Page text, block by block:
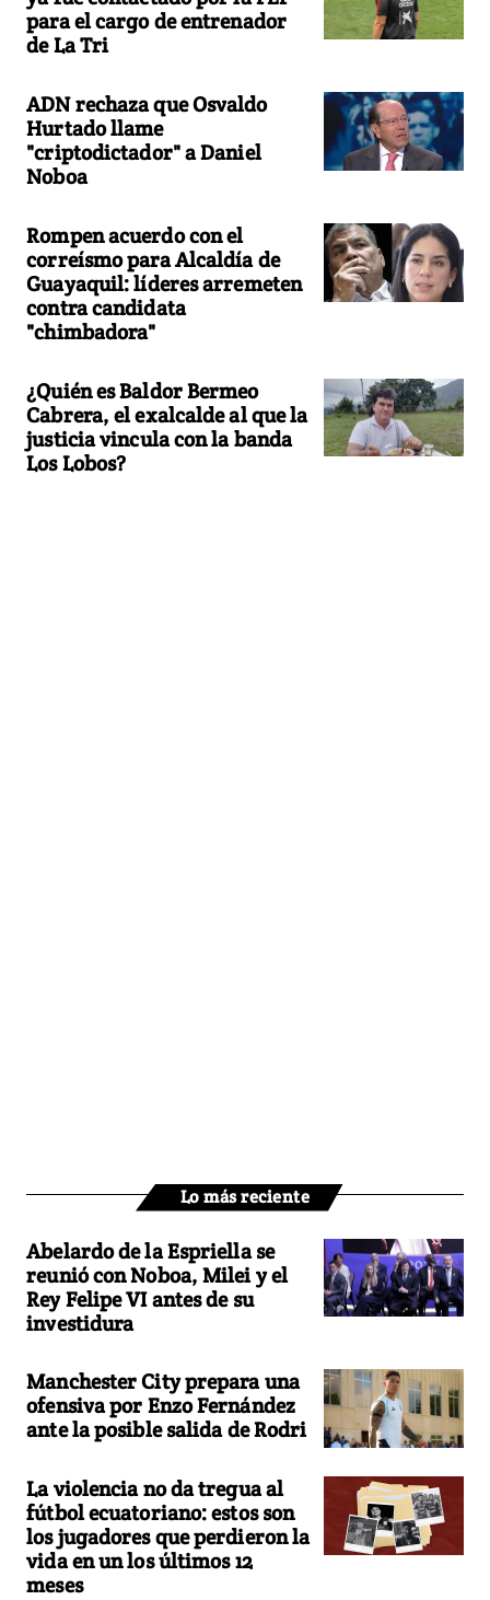
para el cargo de entrenador
de La Tri
ADN rechaza que Osvaldo
Hurtado llame
"criptodictador" a Daniel
Noboa
Rompen acuerdo con el
correísmo para Alcaldía de
Guayaquil: líderes arremeten
contra candidata
"chimbadora"
¿Quién es Baldor Bermeo
Cabrera, el exalcalde al que la
justicia vincula con la banda
Los Lobos?
Lo más reciente
Abelardo de la Espriella se
reunió con Noboa, Milei y el
Rey Felipe VI antes de su
investidura
Manchester City prepara una
ofensiva por Enzo Fernández
ante la posible salida de Rodri
La violencia no da tregua al
fútbol ecuatoriano: estos son
los jugadores que perdieron la
vida en un los últimos 12
meses